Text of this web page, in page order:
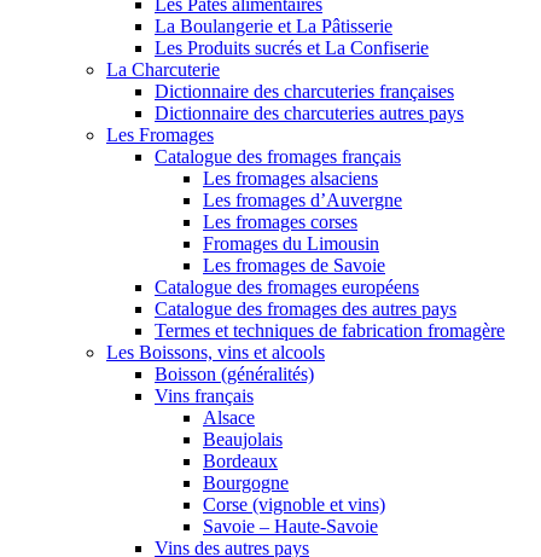
Les Pâtes alimentaires
La Boulangerie et La Pâtisserie
Les Produits sucrés et La Confiserie
La Charcuterie
Dictionnaire des charcuteries françaises
Dictionnaire des charcuteries autres pays
Les Fromages
Catalogue des fromages français
Les fromages alsaciens
Les fromages d’Auvergne
Les fromages corses
Fromages du Limousin
Les fromages de Savoie
Catalogue des fromages européens
Catalogue des fromages des autres pays
Termes et techniques de fabrication fromagère
Les Boissons, vins et alcools
Boisson (généralités)
Vins français
Alsace
Beaujolais
Bordeaux
Bourgogne
Corse (vignoble et vins)
Savoie – Haute-Savoie
Vins des autres pays